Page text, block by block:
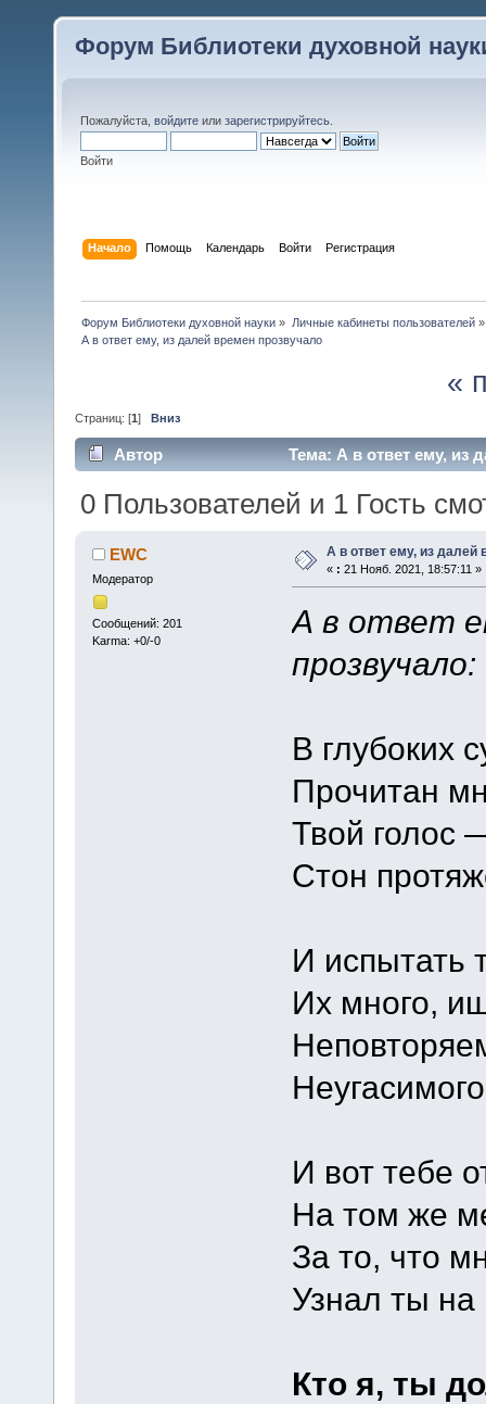
Форум Библиотеки духовной
Пожалуйста, войдите или зарегистрируйтесь
Войти
Начало Помощь Календарь Войти Регистрация
Форум Библиотеки духовной науки » Личные кабинеты пользователей»
А в ответ ему, из далей времен прозвучало
«
Страниц: [1 ] Вниз
Автор Тема: А в ответ ему, из
0 Пользователей и 1 Гость
EWC
Модератор
Сообщений: 201
Karma: +0/-0
А в ответ ему, из далей
« : 21 Нояб. 2021, 18:57:11 »
А в ответ
прозвучало:
В глубоких
Прочитан
Твой голос
Стон
И испытать
Их много,
И вот тебе
На том же
За то, что
Узнал ты на
Кто я, ты